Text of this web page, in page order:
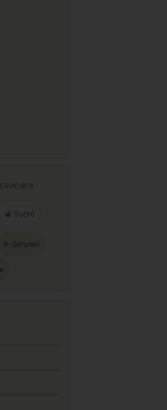
🍯 Sucré
🌹 Géraniol